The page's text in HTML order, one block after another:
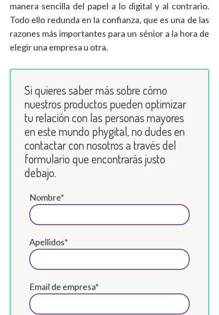
manera sencilla del papel a lo digital y al contrario.
Todo ello redunda en la confianza, que es una de las
razones más importantes para un sénior a la hora de
elegir una empresa u otra.
Si quieres saber más sobre cómo
nuestros productos pueden optimizar
tu relación con las personas mayores
en este mundo phygital, no dudes en
contactar con nosotros a través del
formulario que encontrarás justo
debajo.
Nombre*
Apellidos*
Email de empresa*